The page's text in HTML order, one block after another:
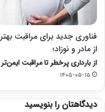
فناوری جدید برای مراقبت بهتر
از مادر و نوزاد؛
از بارداری پرخطر تا مراقبت ایمن‌تر
۱۴۰۵-۰۵-۱۵
دیدگاهتان را بنویسید